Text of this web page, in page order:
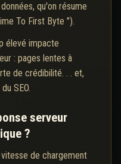
qu'on résume
To First Byte ").
élevé impacte
: pages lentes à
de crédibilité. . . et,
SEO.
serveur
?
de chargement